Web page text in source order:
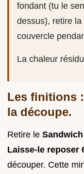
fondant (tu le
dessus), retire la
couvercle
La chaleur
Les finitions
la découpe.
Retire le
Laisse-le reposer
découper. Cette